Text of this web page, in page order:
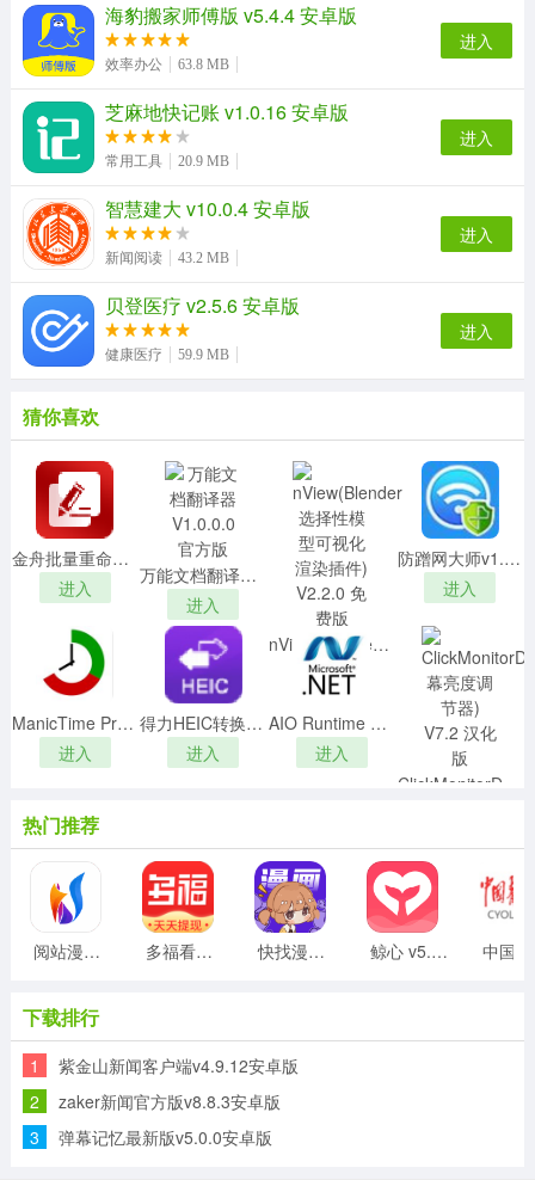
应用功能
1、小说搜索
可以在软件中输入小说的名称以及作者就能快速搜
索；
2、小说分类
将言情、修真、悬疑小说以及其他类型的小说进行分
类；
在签到领奖中做任务进行打卡就能在软件中领取各种
阅读奖励；
4、小说书架
提供了电子书架可以保存和管理正在阅读以及收藏的
小说；
5、小说筛选
有筛选功能可以根据小说的字数、题材以及更新情况
进行筛选；
6、下载小说
支持在软件中下载心仪的小说就可以开始阅读小说的
内容；
应用特色
软件中的小说资源丰富可以让你不再进入书荒的状
态；
2、原创小说
所有的小说都是原创作品，没有任何的伪原创以及盗
版小说；
平台会每周更新所有的小说素材让你及时观看更新的
小说；
4、随时阅读
不管在何时何地都能使用软件进行阅读，助你打发无
聊时光；
5、数据同步
海豹搬家师傅版 v5.4.4 安卓版
效率办公 63.8 MB
进入
芝麻地快记账 v1.0.16 安卓版
常用工具 20.9 MB
进入
智慧建大 v10.0.4 安卓版
新闻阅读 43.2 MB
进入
贝登医疗 v2.5.6 安卓版
健康医疗 59.9 MB
进入
猜你喜欢
金舟批量重命名软件 V4.5.4.0 官方版
进入
万能文档翻译器 V1.0.0.0 官方版
进入
nView(Blender选择性模型可视化渲染插件) V2.2.0 免费版
进入
防蹭网大师v1.2.0.1011官方版
进入
ManicTime Prov4.3.0.9中文破解版(免注册)
进入
得力HEIC转换器v1.0.9.0官方版
进入
AIO Runtime Libraries by wilentyv03.24
进入
热门推荐
阅站漫画老版本 1.1.178安卓版 多福看看官方版v0.3.2安卓版 快找漫画免费漫画 2.4.1安卓版 鲸心 v5.07.0 安卓版
下载排行
1
紫金山新闻客户端v4.9.12安卓版
2
zaker新闻官方版v8.8.3安卓版
3
弹幕记忆最新版v5.0.0安卓版